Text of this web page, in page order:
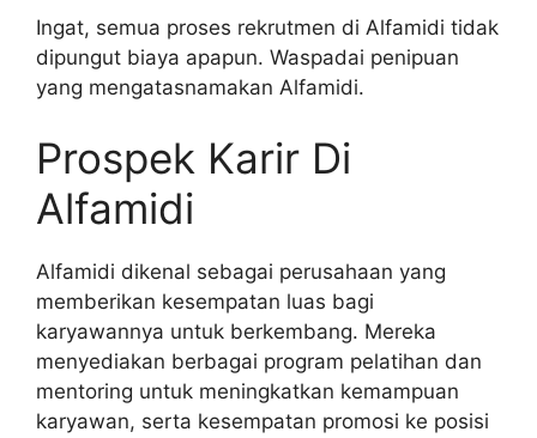
Ingat, semua proses rekrutmen di Alfamidi tidak
dipungut biaya apapun. Waspadai penipuan
yang mengatasnamakan Alfamidi.
Prospek Karir Di
Alfamidi
Alfamidi dikenal sebagai perusahaan yang
memberikan kesempatan luas bagi
karyawannya untuk berkembang. Mereka
menyediakan berbagai program pelatihan dan
mentoring untuk meningkatkan kemampuan
karyawan, serta kesempatan promosi ke posisi